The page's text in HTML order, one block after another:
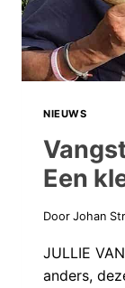
NIEUWS
Een
Door Johan
JULLIE
anders,